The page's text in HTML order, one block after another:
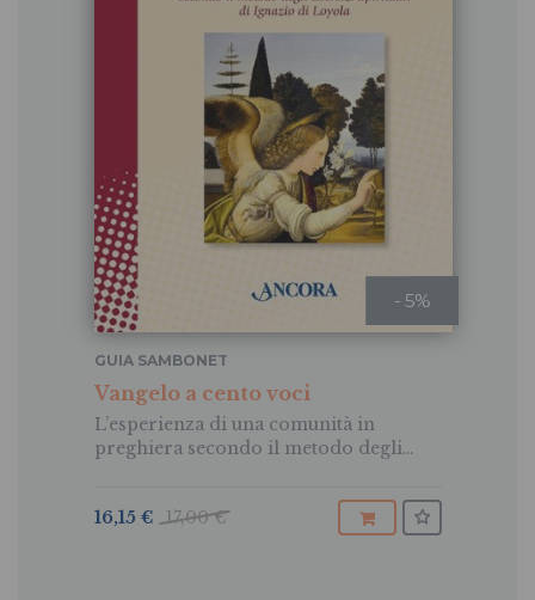
- 5%
Vangelo a cento voci
L’esperienza di una comunità in
preghiera secondo il metodo degli
GUIA SAMBONET
17,00 €
16,15 €